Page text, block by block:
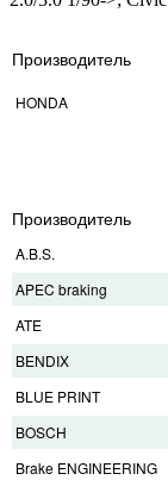
Производитель
HONDA
Производитель
A.B.S.
APEC braking
ATE
BENDIX
BLUE PRINT
BOSCH
Brake ENGINEERING